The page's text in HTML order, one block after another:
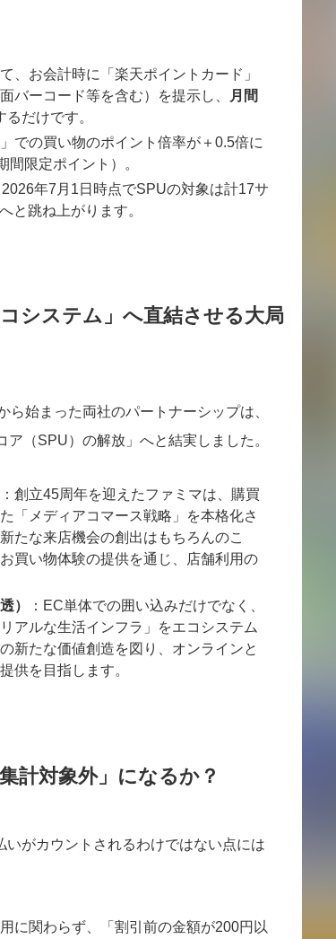
、お会計時に「楽天ポイントカード」
バーコード等を含む）を提示し、
月間
るだけです。
での買い物のポイント倍率が＋0.5倍に
限定ポイント）。
年7月1日時点でSPUの対象は計17サ
へと跳ね上がります。
システム」へ直結させる大局
始まった両社のパートナーシップは、
（SPU）の解放」へと結実しました。
：創立45周年を迎えたファミマは、購買
「メディアコマース戦略」を本格化さ
たな来店機会の創出はもちろんのこ
買い物体験の提供を通じ、店舗利用の
）
：EC単体での囲い込みだけでなく、
アルな生活インフラ」をエコシステム
新たな価値創造を図り、オンラインと
供を目指します。
計対象外」になるか？
がカウントされるわけではない点には
に関わらず、「割引前の金額が200円以